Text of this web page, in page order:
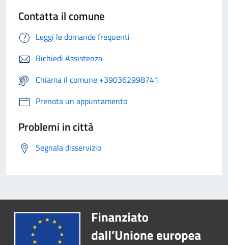
Contatta il comune
Leggi le domande frequenti
Richiedi Assistenza
Chiama il comune +390362998741
Prenota un appuntamento
Problemi in città
Segnala disservizio